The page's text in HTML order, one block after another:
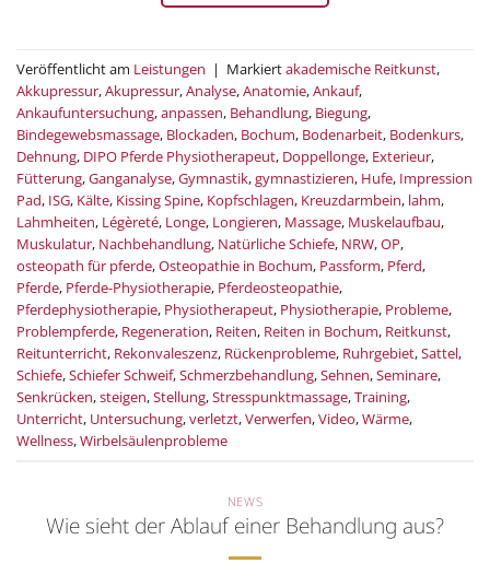
Veröffentlicht am Leistungen | Markiertakademische Reitkunst,
Akkupressur,Akupressur,Analyse,Anatomie,Ankauf,
Ankaufuntersuchung,anpassen, Behandlung, Biegung,
Bindegewebsmassage, Blockaden, Bochum, Bodenarbeit, Bodenkurs,
Dehnung, DIPO Pferde Physiotherapeut, Doppellonge, Exterieur,
Fütterung,Ganganalyse,Gymnastik,gymnastizieren, Hufe, Impression
Pad, ISG, Kälte, Kissing Spine, Kopfschlagen, Kreuzdarmbein, lahm,
Lahmheiten, Légèreté, Longe, Longieren, Massage, Muskelaufbau,
Muskulatur, Nachbehandlung, Natürliche Schiefe, NRW,OP,
osteopath für pferde,Osteopathie in Bochum, Passform, Pferd,
Pferde, Pferde-Physiotherapie, Pferdeosteopathie,
Pferdephysiotherapie, Physiotherapeut, Physiotherapie, Probleme,
Problempferde, Regeneration, Reiten, Reiten in Bochum, Reitkunst,
Reitunterricht, Rekonvaleszenz, Rückenprobleme, Ruhrgebiet,Sattel,
Schiefe,Schiefer Schweif,Schmerzbehandlung,Sehnen,Seminare,
Senkrücken,steigen,Stellung,Stresspunktmassage,Training,
Unterricht, Untersuchung,verletzt,Verwerfen,Video,Wärme,
Wellness,Wirbelsäulenprobleme
NEWS
Wie sieht der Ablauf einer Behandlung aus?